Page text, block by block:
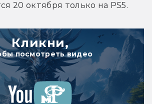
20 октября только на PS5.
Кликни,
посмотреть видео